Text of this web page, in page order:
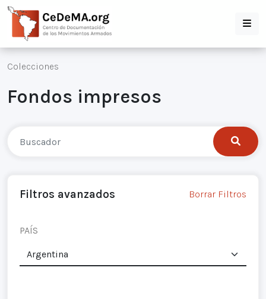
Colecciones
Fondos impresos
Filtros avanzados Borrar Filtros
PAÍS